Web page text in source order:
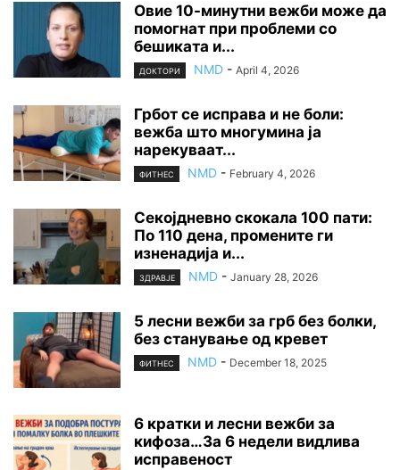
Овие 10-минутни вежби може да
помогнат при проблеми со
бешиката и...
ДОКТОРИ NMD - April 4, 2026
Грбот се исправа и не боли:
вежба што многумина ја
нарекуваат...
ФИТНЕС NMD - February 4, 2026
Секојдневно скокала 100 пати:
По 110 дена, промените ги
изненадија и...
ЗДРАВЈЕ NMD - January 28, 2026
5 лесни вежби за грб без болки,
без станување од кревет
ФИТНЕС NMD - December 18, 2025
6 кратки и лесни вежби за
кифоза…За 6 недели видлива
исправеност